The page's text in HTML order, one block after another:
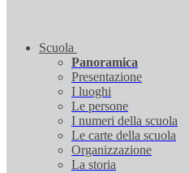
Scuola
Panoramica
Presentazione
I luoghi
Le persone
I numeri della scuola
Le carte della scuola
Organizzazione
La storia